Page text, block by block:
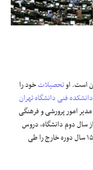
تحصیلاتخود را
دانشکده فنی دانشگاه تهران
وی ۷ سال معلم و مدیر امور پرورشی و فرهنگی
سال دوم دانشگاه، دروس
حوزوی را نیز آغاز کرده و ۹ سال دوره سطح و ۱۵ سال دوره خارج را طی